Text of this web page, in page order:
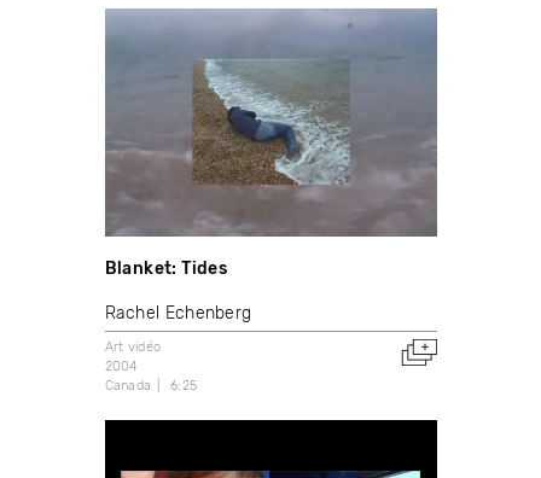
Blanket: Tides
Rachel Echenberg
Art vidéo
2004
Canada
6:25